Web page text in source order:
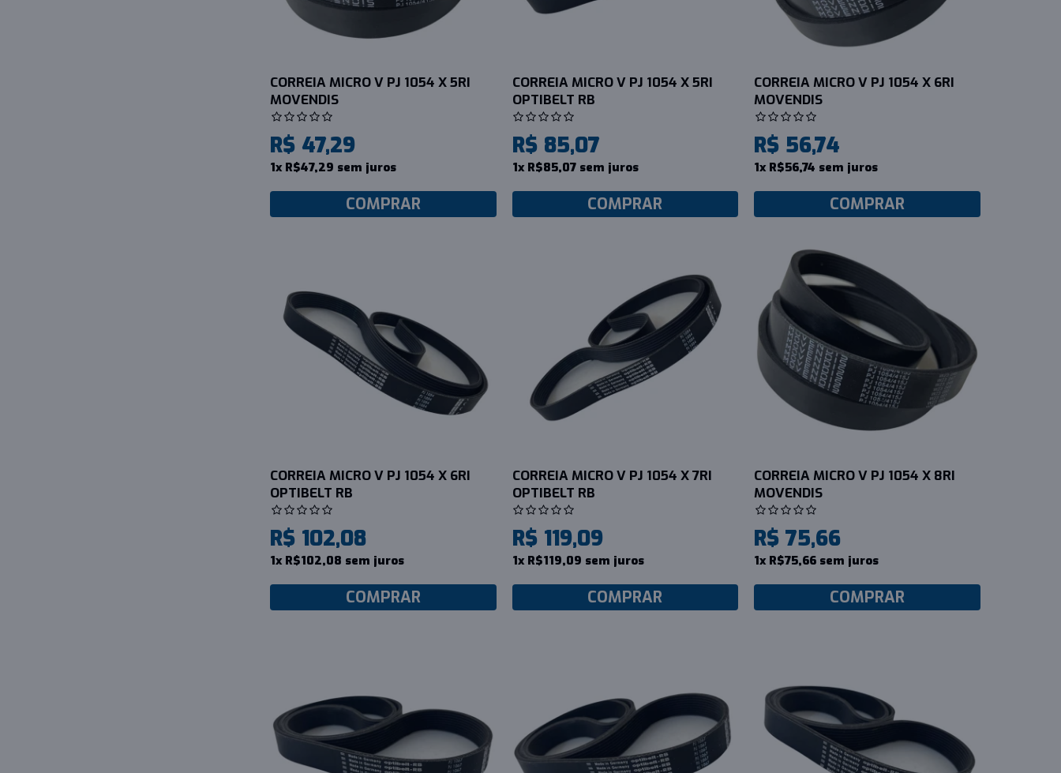
CORREIA MICRO V PJ 1054 X 5RI
MOVENDIS
R$ 47,29
1x R$47,29 sem juros
COMPRAR
CORREIA MICRO V PJ 1054 X 5RI
OPTIBELT RB
R$ 85,07
1x R$85,07 sem juros
COMPRAR
CORREIA MICRO V PJ 1054 X 6RI
MOVENDIS
R$ 56,74
1x R$56,74 sem juros
COMPRAR
CORREIA MICRO V PJ 1054 X 6RI
OPTIBELT RB
R$ 102,08
1x R$102,08 sem juros
COMPRAR
CORREIA MICRO V PJ 1054 X 7RI
OPTIBELT RB
R$ 119,09
1x R$119,09 sem juros
COMPRAR
CORREIA MICRO V PJ 1054 X 8RI
MOVENDIS
R$ 75,66
1x R$75,66 sem juros
COMPRAR